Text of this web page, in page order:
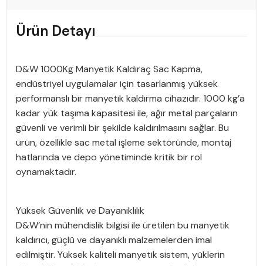
Ürün Detayı
D&W 1000Kg Manyetik Kaldıraç Sac Kapma,
endüstriyel uygulamalar için tasarlanmış yüksek
performanslı bir manyetik kaldırma cihazıdır. 1000 kg’a
kadar yük taşıma kapasitesi ile, ağır metal parçaların
güvenli ve verimli bir şekilde kaldırılmasını sağlar. Bu
ürün, özellikle sac metal işleme sektöründe, montaj
hatlarında ve depo yönetiminde kritik bir rol
oynamaktadır.
Yüksek Güvenlik ve Dayanıklılık
D&W’nin mühendislik bilgisi ile üretilen bu manyetik
kaldırıcı, güçlü ve dayanıklı malzemelerden imal
edilmiştir. Yüksek kaliteli manyetik sistem, yüklerin